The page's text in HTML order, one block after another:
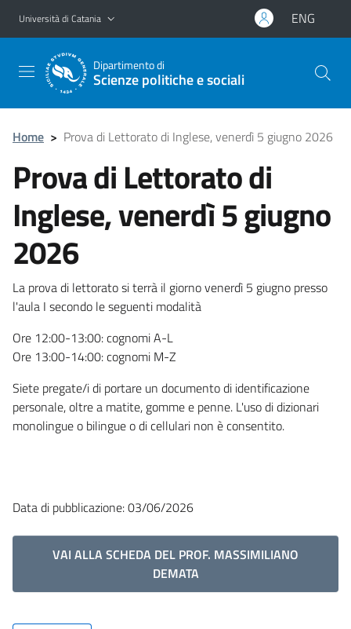
Vai al contenuto principale
Vai al menu di navigazione
Università di Catania ENG
Dipartimento di
Scienze politiche e sociali
Home > Prova di Lettorato di Inglese, venerdì 5 giugno 2026
Prova di Lettorato di
Inglese, venerdì 5 giugno
2026
La prova di lettorato si terrà il giorno venerdì 5 giugno presso
l'aula I secondo le seguenti modalità
Ore 12:00-13:00: cognomi A-L
Ore 13:00-14:00: cognomi M-Z
Siete pregate/i di portare un documento di identificazione
personale, oltre a matite, gomme e penne. L'uso di dizionari
monolingue o bilingue o di cellulari non è consentito.
Data di pubblicazione: 03/06/2026
VAI ALLA SCHEDA DEL PROF. MASSIMILIANO
DEMATA